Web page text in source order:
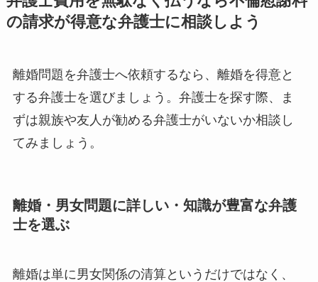
の請求が得意な弁護士に相談しよう
離婚問題を弁護士へ依頼するなら、離婚を得意と
する弁護士を選びましょう。弁護士を探す際、ま
ずは親族や友人が勧める弁護士がいないか相談し
てみましょう。
離婚・男女問題に詳しい・知識が豊富な弁護
士を選ぶ
離婚は単に男女関係の清算というだけではなく、